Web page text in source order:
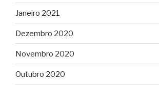
Janeiro 2021
Dezembro 2020
Novembro 2020
Outubro 2020